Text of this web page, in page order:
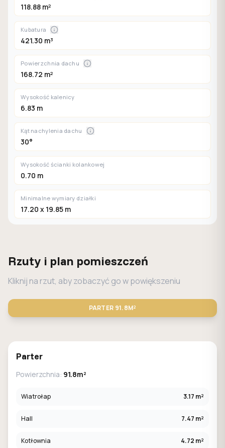
118.88 m²
Kubatura
421.30 m³
Powierzchnia dachu
168.72 m²
Wysokość kalenicy
6.83 m
Kąt nachylenia dachu
30°
Wysokość ścianki kolankowej
0.70 m
Minimalne wymiary działki
17.20 x 19.85 m
Rzuty i plan pomieszczeń
Kliknij na rzut, aby zobaczyć go w powiększeniu
PARTER 91.8M²
Parter
Powierzchnia: 91.8m²
Wiatrołap 3.17 m²
Hall 7.47 m²
Kotłownia 4.72 m²